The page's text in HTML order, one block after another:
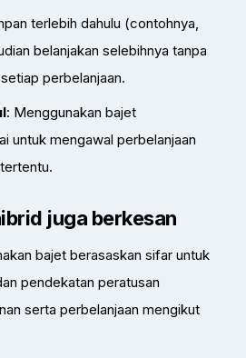
terlebih dahulu (contohnya,
belanjakan selebihnya tanpa
perbelanjaan.
: Menggunakan bajet
untuk mengawal perbelanjaan
juga berkesan
bajet berasaskan sifar untuk
pendekatan peratusan
serta perbelanjaan mengikut